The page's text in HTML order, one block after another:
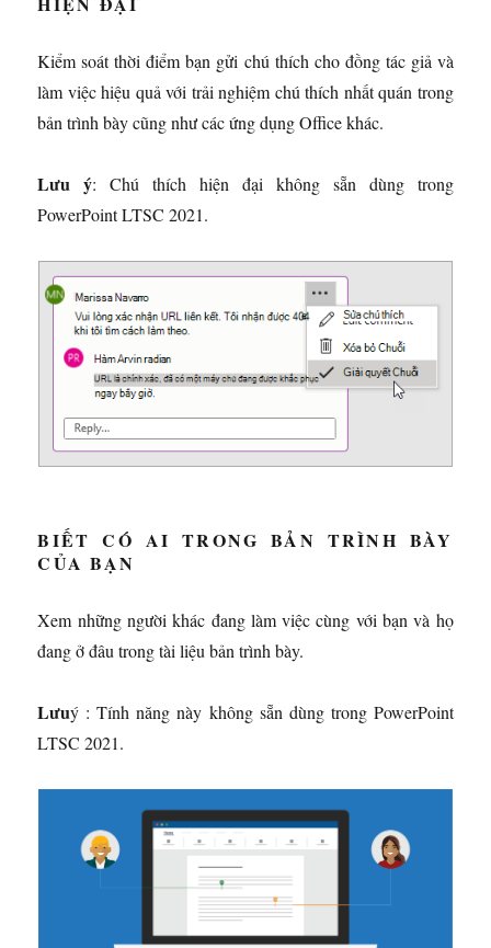
Kiểm soát thời điểm bạn gửi chú thích cho đồng tác giả và
làm việc hiệu quả với trải nghiệm chú thích nhất quán trong
bản trình bày cũng như các ứng dụng Office khác.
Lưu ý: Chú thích hiện đại không sẵn dùng trong
PowerPoint LTSC 2021.
BIẾT CÓ AI TRONG BẢN TRÌNH BÀY
CỦA BẠN
Xem những người khác đang làm việc cùng với bạn và họ
đang ở đâu trong tài liệu bản trình bày.
Lưuý : Tính năng này không sẵn dùng trong PowerPoint
LTSC 2021.